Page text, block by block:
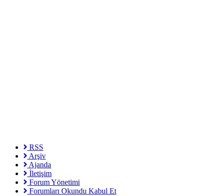
RSS
Arşiv
Ajanda
İletişim
Forum Yönetimi
Forumları Okundu Kabul Et